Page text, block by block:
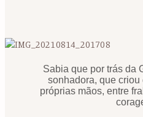
Sabia que por trás da
sonhadora, que
próprias mãos, entre